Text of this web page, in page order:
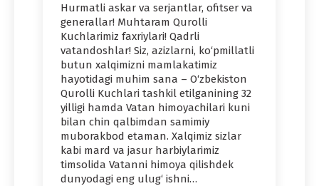
Hurmatli askar va serjantlar, ofitser va
generallar! Muhtaram Qurolli
Kuchlarimiz faxriylari! Qadrli
vatandoshlar! Siz, azizlarni, ko‘pmillatli
butun xalqimizni mamlakatimiz
hayotidagi muhim sana – O‘zbekiston
Qurolli Kuchlari tashkil etilganining 32
yilligi hamda Vatan himoyachilari kuni
bilan chin qalbimdan samimiy
muborakbod etaman. Xalqimiz sizlar
kabi mard va jasur harbiylarimiz
timsolida Vatanni himoya qilishdek
dunyodagi eng ulug‘ ishni…